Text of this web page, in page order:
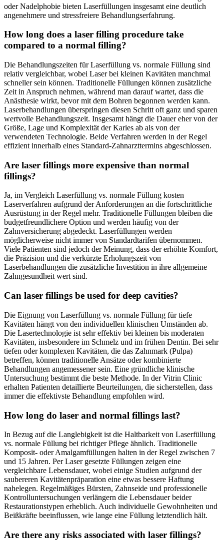
oder Nadelphobie bieten Laserfüllungen insgesamt eine deutlich
angenehmere und stressfreiere Behandlungserfahrung.
How long does a laser filling procedure take
compared to a normal filling?
Die Behandlungszeiten für Laserfüllung vs. normale Füllung sind
relativ vergleichbar, wobei Laser bei kleinen Kavitäten manchmal
schneller sein können. Traditionelle Füllungen können zusätzliche
Zeit in Anspruch nehmen, während man darauf wartet, dass die
Anästhesie wirkt, bevor mit dem Bohren begonnen werden kann.
Laserbehandlungen überspringen diesen Schritt oft ganz und sparen
wertvolle Behandlungszeit. Insgesamt hängt die Dauer eher von der
Größe, Lage und Komplexität der Karies ab als von der
verwendeten Technologie. Beide Verfahren werden in der Regel
effizient innerhalb eines Standard-Zahnarzttermins abgeschlossen.
Are laser fillings more expensive than normal
fillings?
Ja, im Vergleich Laserfüllung vs. normale Füllung kosten
Laserverfahren aufgrund der Anforderungen an die fortschrittliche
Ausrüstung in der Regel mehr. Traditionelle Füllungen bleiben die
budgetfreundlichere Option und werden häufig von der
Zahnversicherung abgedeckt. Laserfüllungen werden
möglicherweise nicht immer von Standardtarifen übernommen.
Viele Patienten sind jedoch der Meinung, dass der erhöhte Komfort,
die Präzision und die verkürzte Erholungszeit von
Laserbehandlungen die zusätzliche Investition in ihre allgemeine
Zahngesundheit wert sind.
Can laser fillings be used for deep cavities?
Die Eignung von Laserfüllung vs. normale Füllung für tiefe
Kavitäten hängt von den individuellen klinischen Umständen ab.
Die Lasertechnologie ist sehr effektiv bei kleinen bis moderaten
Kavitäten, insbesondere im Schmelz und im frühen Dentin. Bei sehr
tiefen oder komplexen Kavitäten, die das Zahnmark (Pulpa)
betreffen, können traditionelle Ansätze oder kombinierte
Behandlungen angemessener sein. Eine gründliche klinische
Untersuchung bestimmt die beste Methode. In der Vitrin Clinic
erhalten Patienten detaillierte Beurteilungen, die sicherstellen, dass
immer die effektivste Behandlung empfohlen wird.
How long do laser and normal fillings last?
In Bezug auf die Langlebigkeit ist die Haltbarkeit von Laserfüllung
vs. normale Füllung bei richtiger Pflege ähnlich. Traditionelle
Komposit- oder Amalgamfüllungen halten in der Regel zwischen 7
und 15 Jahren. Per Laser gesetzte Füllungen zeigen eine
vergleichbare Lebensdauer, wobei einige Studien aufgrund der
saubereren Kavitätenpräparation eine etwas bessere Haftung
nahelegen. Regelmäßiges Bürsten, Zahnseide und professionelle
Kontrolluntersuchungen verlängern die Lebensdauer beider
Restaurationstypen erheblich. Auch individuelle Gewohnheiten und
Beißkräfte beeinflussen, wie lange eine Füllung letztendlich hält.
Are there any risks associated with laser fillings?